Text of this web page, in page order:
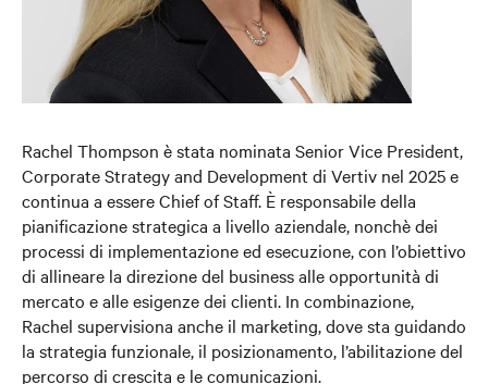
Rachel Thompson è stata nominata Senior Vice President,
Corporate Strategy and Development di Vertiv nel 2025 e
continua a essere Chief of Staff. È responsabile della
pianificazione strategica a livello aziendale, nonchè dei
processi di implementazione ed esecuzione, con l’obiettivo
di allineare la direzione del business alle opportunità di
mercato e alle esigenze dei clienti. In combinazione,
Rachel supervisiona anche il marketing, dove sta guidando
la strategia funzionale, il posizionamento, l’abilitazione del
percorso di crescita e le comunicazioni.